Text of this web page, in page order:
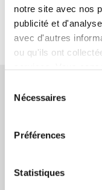
notre site avec nos
publicité et
avec d'autres
ou qu'ils ont
Nécessaires
Préférences
Statistiques
Synercom
conseille la
EN SAVOIR PLUS